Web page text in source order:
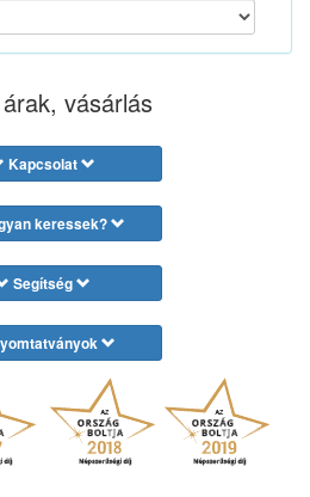
vásárlás
Kapcsolat
keressek?
Segítség